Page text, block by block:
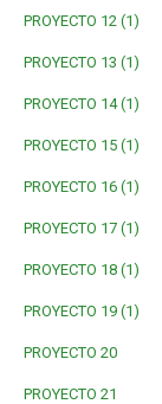
PROYECTO 12 (1)
PROYECTO 13 (1)
PROYECTO 14 (1)
PROYECTO 15 (1)
PROYECTO 16 (1)
PROYECTO 17 (1)
PROYECTO 18 (1)
PROYECTO 19 (1)
PROYECTO 20
PROYECTO 21